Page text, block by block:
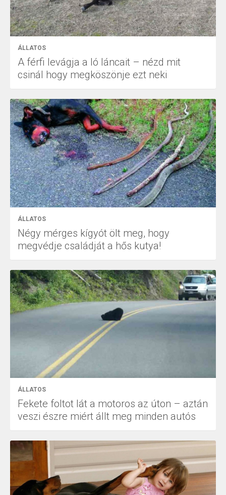
ÁLLATOS
A férfi levágja a ló láncait – nézd mit
csinál hogy megköszönje ezt neki
ÁLLATOS
Négy mérges kígyót ölt meg, hogy
megvédje családját a hős kutya!
ÁLLATOS
Fekete foltot lát a motoros az úton – aztán
veszi észre miért állt meg minden autós